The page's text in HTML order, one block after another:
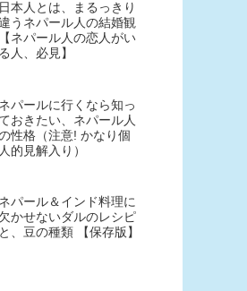
日本人とは、まるっきり
うネパール人の結婚観
【ネパール人の恋人がい
る人、必見】
ネパールに行くなら知っ
ておきたい、ネパール人
性格（注意! かなり個
人的見解入り）
ネパール＆インド料理に
欠かせないダルのレシピ
と、豆の種類 【保存版】